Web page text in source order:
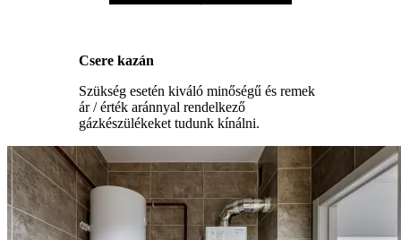
Csere kazán
Szükség esetén kiváló minőségű és remek
ár / érték aránnyal rendelkező
gázkészülékeket tudunk kínálni.